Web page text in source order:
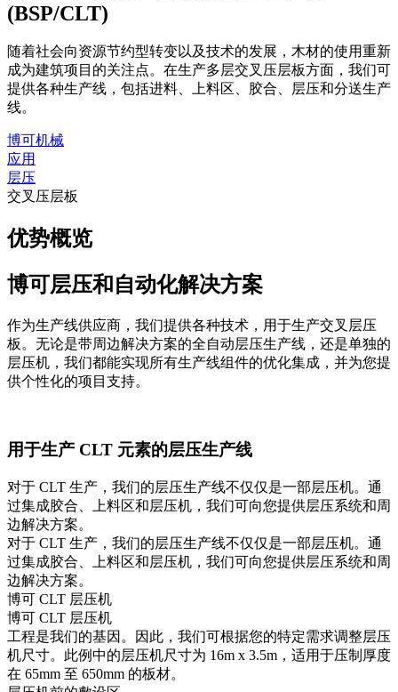
(BSP/CLT)
随着社会向资源节约型转变以及技术的发展，木材的使用重新
成为建筑项目的关注点。在生产多层交叉压层板方面，我们可
提供各种生产线，包括进料、上料区、胶合、层压和分送生产
线。
博可机械
应用
层压
交叉压层板
优势概览
博可层压和自动化解决方案
作为生产线供应商，我们提供各种技术，用于生产交叉层压
板。无论是带周边解决方案的全自动层压生产线，还是单独的
层压机，我们都能实现所有生产线组件的优化集成，并为您提
供个性化的项目支持。
用于生产 CLT 元素的层压生产线
对于 CLT 生产，我们的层压生产线不仅仅是一部层压机。通
过集成胶合、上料区和层压机，我们可向您提供层压系统和周
边解决方案。
对于 CLT 生产，我们的层压生产线不仅仅是一部层压机。通
过集成胶合、上料区和层压机，我们可向您提供层压系统和周
边解决方案。
博可 CLT 层压机
博可 CLT 层压机
工程是我们的基因。因此，我们可根据您的特定需求调整层压
机尺寸。此例中的层压机尺寸为 16m x 3.5m，适用于压制厚度
在 65mm 至 650mm 的板材。